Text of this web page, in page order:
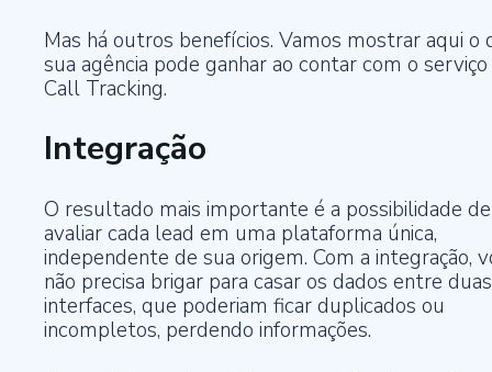
Mas há outros benefícios. Vamos mostrar aqui o
sua agência pode ganhar ao contar com o
Call Tracking.
Integração
O resultado mais importante é a possibilidade de
avaliar cada lead em uma plataforma única,
independente de sua origem. Com a integração,
não precisa brigar para casar os dados entre duas
interfaces, que poderiam ficar duplicados ou
incompletos, perdendo informações.